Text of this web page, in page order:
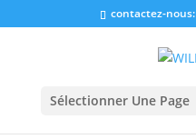
contactez-nous:
Sélectionner Une Page